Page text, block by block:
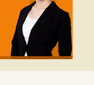
さらなるサービス向上
す。
方、ブランクのある
ける、明るくコミュ